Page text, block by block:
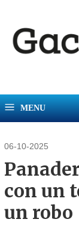
MENU
06-10-2025
con un
un robo